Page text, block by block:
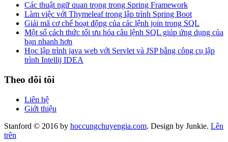
Các thuật ngữ quan trọng trong Spring Framework
Làm việc với Thymeleaf trong lập trình Spring Boot
Giải mã cơ chế hoạt động của các lệnh join trong SQL
Một số cách thức tối ưu hóa câu lệnh SQL giúp ứng dụng của
bạn nhanh hơn
Học lập trình java web với Servlet và JSP bằng công cụ lập
trình Intellij IDEA
Theo dõi tôi
Liên hệ
Giới thiệu
Stanford © 2016 by hoccungchuyengia.com. Design by Junkie. Lên
trên